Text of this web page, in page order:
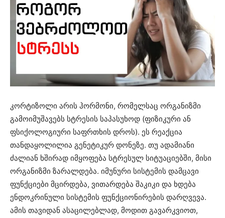
კორტიზოლი არის ჰორმონი, რომელსაც ორგანიზმი
გამოიმუშავებს სტრესის საპასუხოდ (ფიზიკური ან
ფსიქოლოგიური საფრთხის დროს). ეს რეაქცია
თანდაყოლილია გენეტიკურ დონეზე. თუ ადამიანი
ძალიან ხშირად იმყოფება სტრესულ სიტუაციებში, მისი
ორგანიზმი ზარალდება. იმუნური სისტემის დამცავი
ფუნქციები მცირდება, ვითარდება შაკიკი და ხდება
ენდოკრინული სისტემის ფუნქციონირების დარღვევა.
ამის თავიდან ასაცილებლად, მოდით გავარკვიოთ,